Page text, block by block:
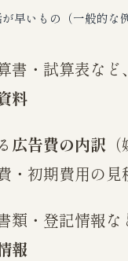
早いもの（一般的な
書・試算表など、
料
広告費の内訳
・初期費用の見
類・登記情報な
報